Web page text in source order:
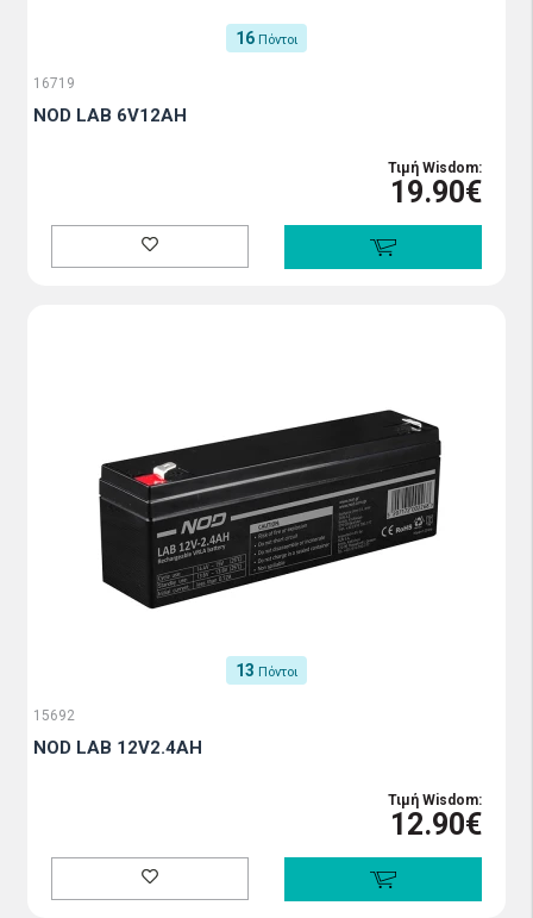
16 Πόντοι
16719
NOD LAB 6V12AH
Τιμή Wisdom:
19.90€
13 Πόντοι
15692
NOD LAB 12V2.4AH
Τιμή Wisdom:
12.90€